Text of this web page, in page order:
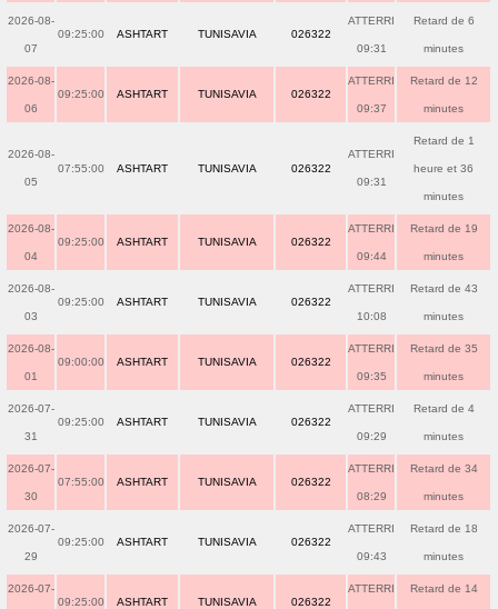
2026-08-
07
09:25:00 ASHTART TUNISAVIA 026322
ATTERRI
09:31
Retard de 6
minutes
2026-08-
06
09:25:00 ASHTART TUNISAVIA 026322
ATTERRI
09:37
Retard de 12
minutes
2026-08-
05
07:55:00 ASHTART TUNISAVIA 026322
ATTERRI
09:31
Retard de 1
heure et 36
minutes
2026-08-
04
09:25:00 ASHTART TUNISAVIA 026322
ATTERRI
09:44
Retard de 19
minutes
2026-08-
03
09:25:00 ASHTART TUNISAVIA 026322
ATTERRI
10:08
Retard de 43
minutes
2026-08-
01
09:00:00 ASHTART TUNISAVIA 026322
ATTERRI
09:35
Retard de 35
minutes
2026-07-
31
09:25:00 ASHTART TUNISAVIA 026322
ATTERRI
09:29
Retard de 4
minutes
2026-07-
30
07:55:00 ASHTART TUNISAVIA 026322
ATTERRI
08:29
Retard de 34
minutes
2026-07-
29
09:25:00 ASHTART TUNISAVIA 026322
ATTERRI
09:43
Retard de 18
minutes
2026-07-
09:25:00 ASHTART TUNISAVIA 026322
ATTERRI Retard de 14